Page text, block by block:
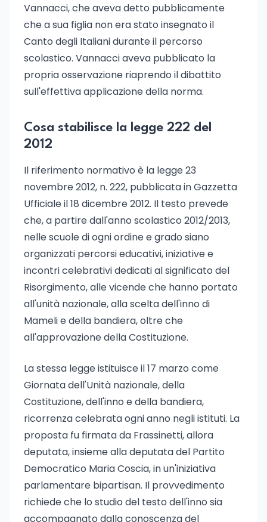
Vannacci, che aveva detto pubblicamente
che a sua figlia non era stato insegnato il
Canto degli Italiani durante il percorso
scolastico. Vannacci aveva pubblicato la
propria osservazione riaprendo il dibattito
sull'effettiva applicazione della norma.
Cosa stabilisce la legge 222 del
2012
Il riferimento normativo è la legge 23
novembre 2012, n. 222, pubblicata in Gazzetta
Ufficiale il 18 dicembre 2012. Il testo prevede
che, a partire dall'anno scolastico 2012/2013,
nelle scuole di ogni ordine e grado siano
organizzati percorsi educativi, iniziative e
incontri celebrativi dedicati al significato del
Risorgimento, alle vicende che hanno portato
all'unità nazionale, alla scelta dell'inno di
Mameli e della bandiera, oltre che
all'approvazione della Costituzione.
La stessa legge istituisce il 17 marzo come
Giornata dell'Unità nazionale, della
Costituzione, dell'inno e della bandiera,
ricorrenza celebrata ogni anno negli istituti. La
proposta fu firmata da Frassinetti, allora
deputata, insieme alla deputata del Partito
Democratico Maria Coscia, in un'iniziativa
parlamentare bipartisan. Il provvedimento
richiede che lo studio del testo dell'inno sia
accompagnato dalla conoscenza del